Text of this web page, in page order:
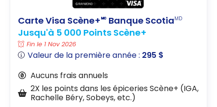
Carte Visa Scène+🅪 Banque ScotiaMD
Jusqu'à 5 000 Points Scène+
Fin le 1 Nov 2026
Valeur de la première année : 295 $
Aucuns frais annuels
2X les points dans les épiceries Scène+ (IGA,
Rachelle Béry, Sobeys, etc.)